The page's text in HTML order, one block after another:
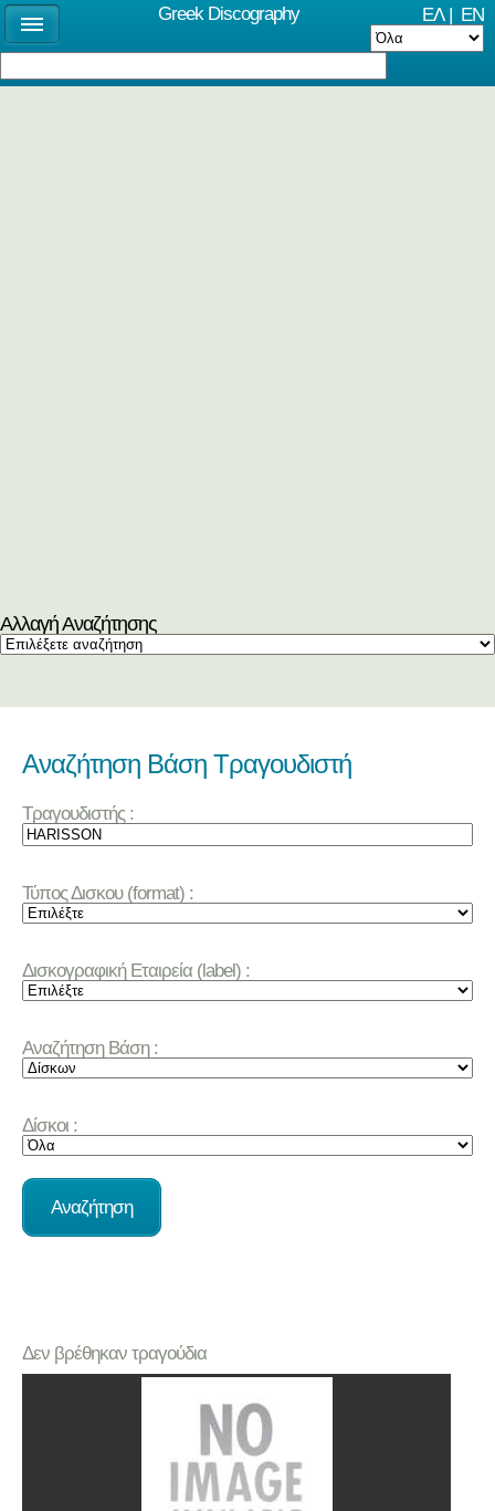
ΕΛ| EN
Αλλαγή Αναζήτησης
Αναζήτηση Βάση Τραγουδιστή
Τραγουδιστής :
Τύπος Δισκου (format) :
Δισκογραφική Εταιρεία (label) :
Αναζήτηση Βάση :
Δίσκοι :
Δεν βρέθηκαν τραγούδια
Greek Discography